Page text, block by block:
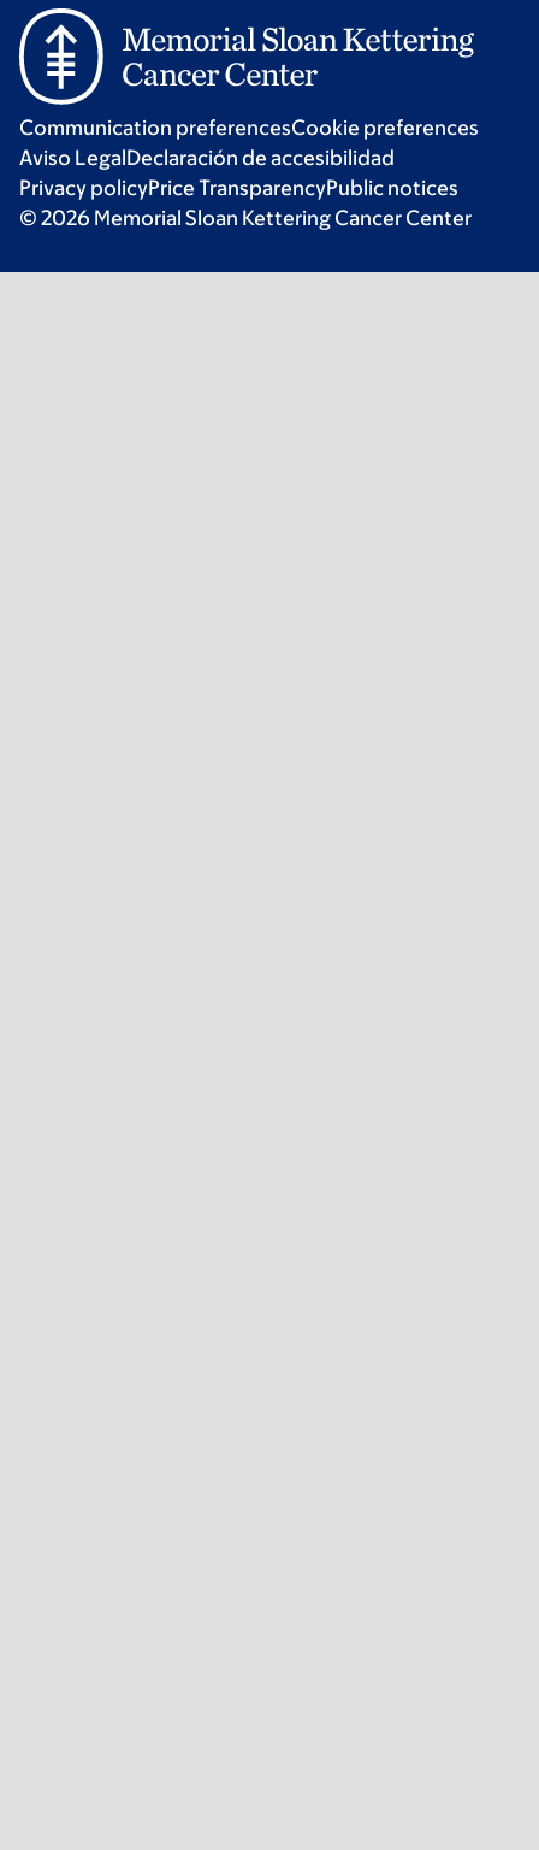
Communication preferencesCookie preferences
Aviso LegalDeclaración de accesibilidad
Privacy policyPrice TransparencyPublic notices
© 2026 Memorial Sloan Kettering Cancer Center